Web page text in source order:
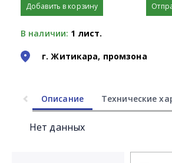
Добавить в корзину
В наличии: 1 лист.
г. Житикара, промзона
Описание Технические
Нет данных